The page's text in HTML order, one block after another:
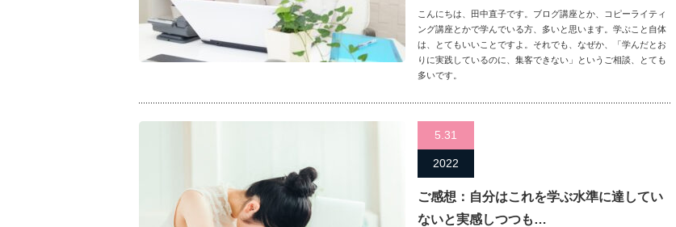
こんにちは、田中直子です。ブログ講座とか、コピーライティ
ング講座とかで学んでいる方、多いと思います。学ぶこと自体
は、とてもいいことですよ。それでも、なぜか、「学んだとお
りに実践しているのに、集客できない」というご相談、とても
多いです。
5.31
2022
ご感想：自分はこれを学ぶ水準に達してい
ないと実感しつつも…